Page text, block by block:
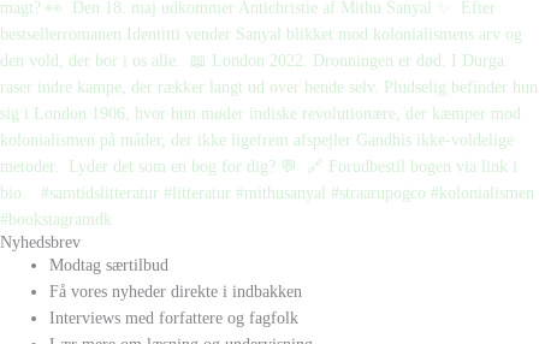
Nyhedsbrev
Modtag særtilbud
Få vores nyheder direkte i indbakken
Interviews med forfattere og fagfolk